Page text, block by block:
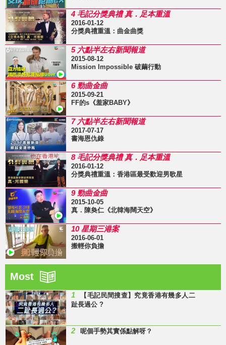
4 毛記分獎典禮 真．足本重溫
2016-01-12
分獎典禮重溫：曲金曲獎
5 六點半左右新聞報道
2015-08-12
Mission Impossible 破繭行動
6 勁曲金曲
2015-09-21
FF的s《羞家BABY》
7 六點半左右新聞報道
2017-07-17
書海恩仇錄
8 毛記分獎典禮 真．足本重溫
2016-01-12
分獎典禮重溫：香港區最受歡迎男歌星
9 勁曲金曲
2015-10-05
真．陳奐仁《北韓海闊天空》
10 星期三港案
2016-06-01
搬輕你負擔
Most
1
【毛記民間搜查】究竟香港有幾多人二
趾長過公 ?
2 呢個手勢其實係點解呀？